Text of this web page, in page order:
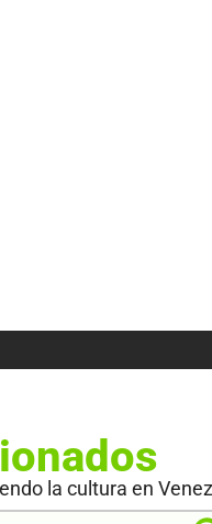
la cultura en